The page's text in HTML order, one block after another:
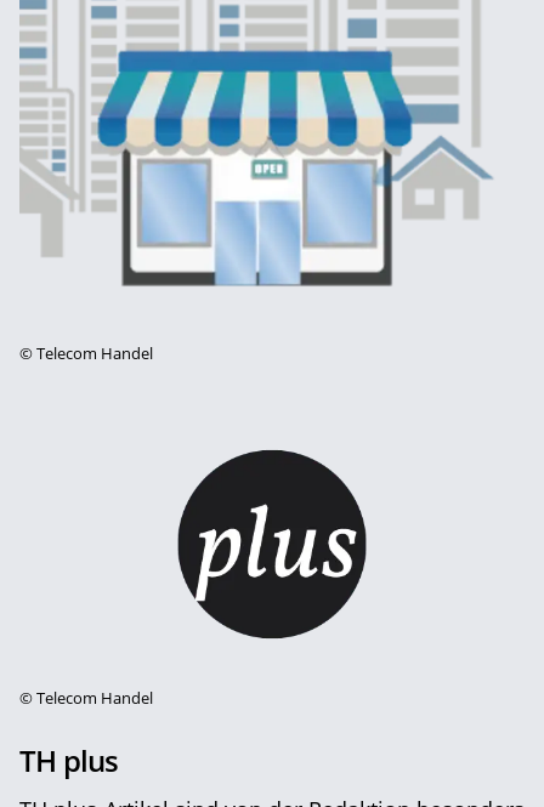
©Telecom Handel
©Telecom Handel
TH plus